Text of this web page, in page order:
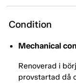
Condition
Mechanical
Renoverad i
provstartad då